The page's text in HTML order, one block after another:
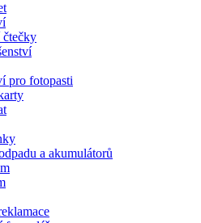
pro fotopasti
a akumulátorů